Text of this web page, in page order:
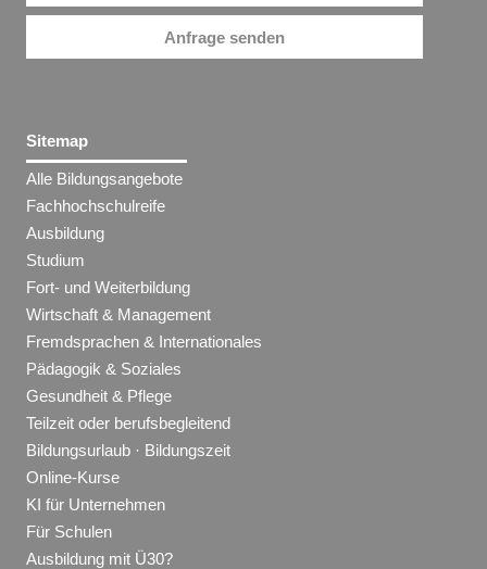
Anfrage senden
Sitemap
Alle Bildungsangebote
Fachhochschulreife
Ausbildung
Studium
Fort- und Weiterbildung
Wirtschaft & Management
Fremdsprachen & Internationales
Pädagogik & Soziales
Gesundheit & Pflege
Teilzeit oder berufsbegleitend
Bildungsurlaub · Bildungszeit
Online-Kurse
KI für Unternehmen
Für Schulen
Ausbildung mit Ü30?